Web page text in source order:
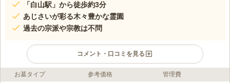
「白山駅」から徒歩約3分
あじさいが彩る木々豊かな霊園
過去の宗派や宗教は不問
コメント・口コミを見る
ライフドット編集部のコメント
お墓タイプ 参考価格 管理費